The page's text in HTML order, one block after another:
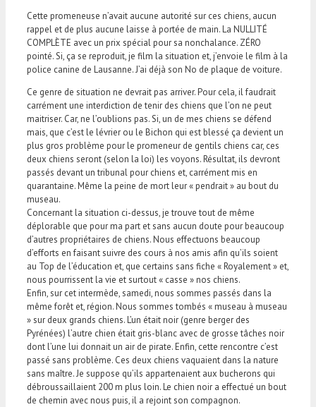
Cette promeneuse n’avait aucune autorité sur ces chiens, aucun
rappel et de plus aucune laisse à portée de main. La NULLITÉ
COMPLÈTE avec un prix spécial pour sa nonchalance. ZÉRO
pointé. Si, ça se reproduit, je film la situation et, j’envoie le film à la
police canine de Lausanne. J’ai déjà son No de plaque de voiture.
Ce genre de situation ne devrait pas arriver. Pour cela, il faudrait
carrément une interdiction de tenir des chiens que l’on ne peut
maitriser. Car, ne l’oublions pas. Si, un de mes chiens se défend
mais, que c’est le lévrier ou le Bichon qui est blessé ça devient un
plus gros problème pour le promeneur de gentils chiens car, ces
deux chiens seront (selon la loi) les voyons. Résultat, ils devront
passés devant un tribunal pour chiens et, carrément mis en
quarantaine. Même la peine de mort leur « pendrait » au bout du
museau.
Concernant la situation ci-dessus, je trouve tout de même
déplorable que pour ma part et sans aucun doute pour beaucoup
d’autres propriétaires de chiens. Nous effectuons beaucoup
d’efforts en faisant suivre des cours à nos amis afin qu’ils soient
au Top de l’éducation et, que certains sans fiche « Royalement » et,
nous pourrissent la vie et surtout « casse » nos chiens.
Enfin, sur cet intermède, samedi, nous sommes passés dans la
même forêt et, région. Nous sommes tombés « museau à museau
» sur deux grands chiens. L’un était noir (genre berger des
Pyrénées) l’autre chien était gris-blanc avec de grosse tâches noir
dont l’une lui donnait un air de pirate. Enfin, cette rencontre c’est
passé sans problème. Ces deux chiens vaquaient dans la nature
sans maître. Je suppose qu’ils appartenaient aux bucherons qui
débroussaillaient 200 m plus loin. Le chien noir a effectué un bout
de chemin avec nous puis, il a rejoint son compagnon.